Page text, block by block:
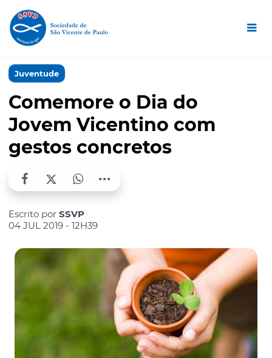
Juventude
Comemore o Dia do
Jovem Vicentino com
gestos concretos
Escrito por SSVP
04 JUL 2019 - 12H39